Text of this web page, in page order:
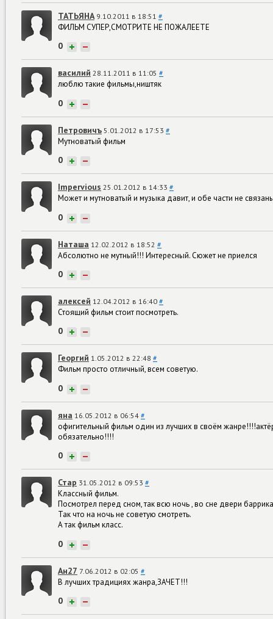
ТАТЬЯНА 9.10.2011 в 18:51 #
ФИЛЬМ СУПЕР,СМОТРИТЕ НЕ ПОЖАЛЕЕТЕ
0 + −
василий 28.11.2011 в 11:05 #
люблю такие фильмы,ништяк
0 + −
Петровичъ 5.01.2012 в 17:53 #
Мутноватый фильм
0 + −
Impervious 25.01.2012 в 14:33 #
Может и мутноватый и музыка давит, и обе части не
0 + −
Наташа 12.02.2012 в 18:52 #
Абсолютно не мутный!!! Интересный. Сюжет не приелся
0 + −
алексей 12.04.2012 в 16:40 #
Стоящий фильм стоит посмотреть.
0 + −
Георгий 1.05.2012 в 22:48 #
Фильм просто отличный, всем советую.
0 + −
яна 16.05.2012 в 06:54 #
офигительный фильм один из лучших в своём
обязательно!!!!
0 + −
Стар 31.05.2012 в 09:53 #
Классный фильм.
Посмотрел перед сном, так всю ночь , во сне двери
Так что на ночь не советую смотреть.
А так фильм класс.
0 + −
Ан27 7.06.2012 в 02:05 #
В лучших традициях жанра,ЗАЧЕТ!!!
0 + −